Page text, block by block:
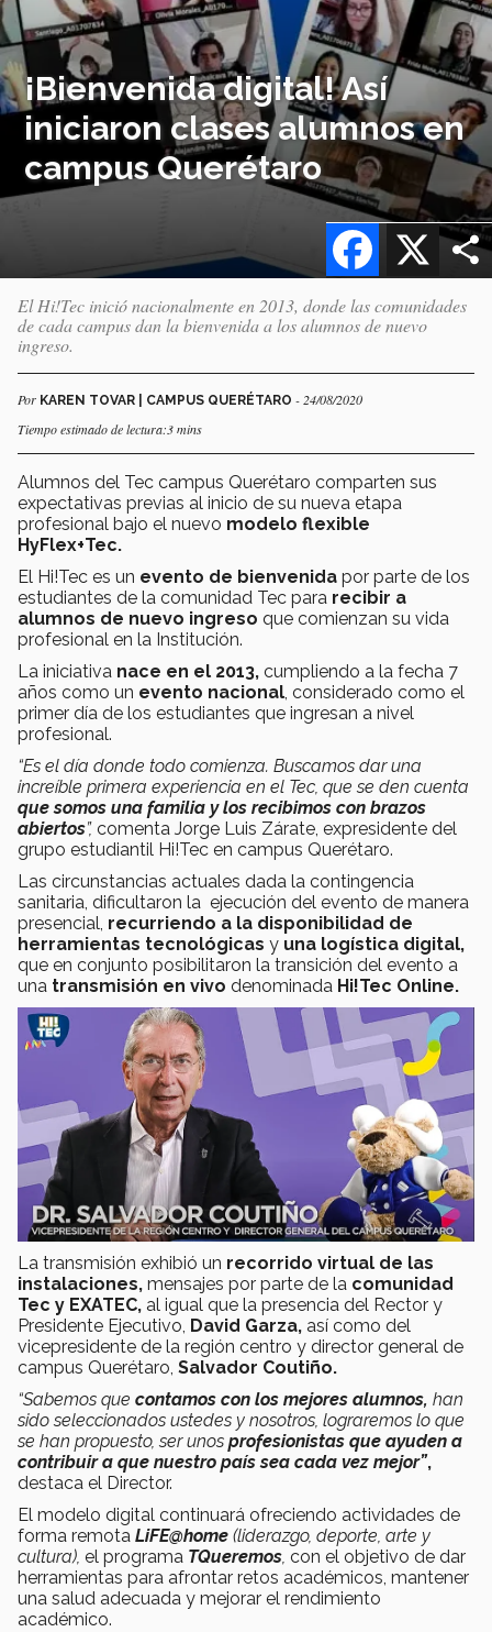
¡Bienvenida digital! Así
iniciaron clases alumnos en
campus Querétaro
X
Facebook
El Hi!Tec inició nacionalmente en 2013, donde las comunidades
de cada campus dan la bienvenida a los alumnos de nuevo
ingreso.
Por KAREN TOVAR | CAMPUS QUERÉTARO - 24/08/2020
Tiempo estimado de lectura:3 mins
Alumnos del Tec campus Querétaro comparten sus
expectativas previas al inicio de su nueva etapa
profesional bajo el nuevo modelo flexible
HyFlex+Tec.
El Hi!Tec es un evento de bienvenida por parte de los
estudiantes de la comunidad Tec para recibir a
alumnos de nuevo ingreso que comienzan su vida
profesional en la Institución.
La iniciativa nace en el 2013, cumpliendo a la fecha 7
años como un evento nacional , considerado como el
primer día de los estudiantes que ingresan a nivel
profesional.
“Es el día donde todo comienza. Buscamos dar una
increíble primera experiencia en el Tec, que se den cuenta
que somos una familia y los recibimos con brazos
abiertos”, comenta Jorge Luis Zárate, expresidente del
grupo estudiantil Hi!Tec en campus Querétaro.
Las circunstancias actuales dada la contingencia
sanitaria, dificultaron la ejecución del evento de manera
presencial, recurriendo a la disponibilidad de
herramientas tecnológicas y una logística digital,
que en conjunto posibilitaron la transición del evento a
una transmisión en vivo denominada Hi!Tec Online.
La transmisión exhibió un recorrido virtual de las
instalaciones, mensajes por parte de la comunidad
Tec y EXATEC, al igual que la presencia del Rector y
Presidente Ejecutivo, David Garza, así como del
vicepresidente de la región centro y director general de
campus Querétaro, Salvador Coutiño.
“Sabemos que contamos con los mejores alumnos, han
sido seleccionados ustedes y nosotros, lograremos lo que
se han propuesto, ser unos profesionistas que ayuden a
contribuir a que nuestro país sea cada vez mejor”,
destaca el Director.
El modelo digital continuará ofreciendo actividades de
forma remota LiFE@home (liderazgo, deporte, arte y
cultura), el programa TQueremos, con el objetivo de dar
herramientas para afrontar retos académicos, mantener
una salud adecuada y mejorar el rendimiento
académico.